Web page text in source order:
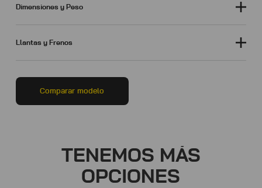
Dimensiones y Peso
Llantas y Frenos
Comparar modelo
TENEMOS MÁS
OPCIONES